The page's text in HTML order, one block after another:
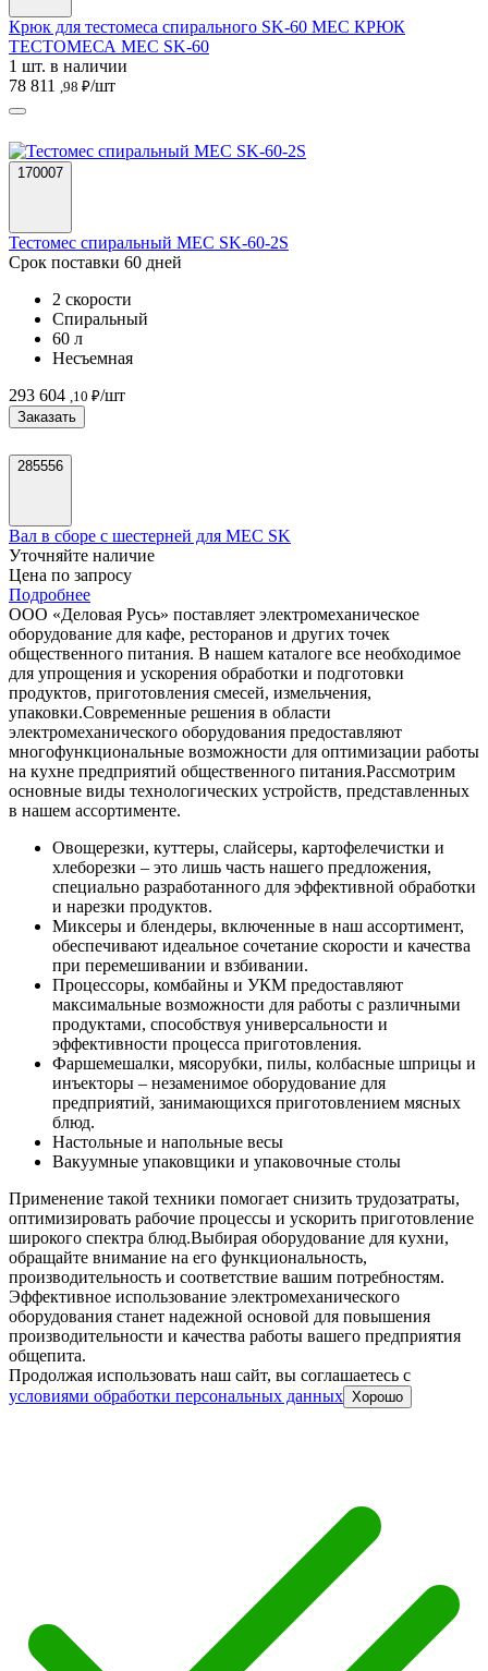
Крюк для тестомеса спирального SK-60 MEC КРЮК
ТЕСТОМЕСА MEC SK-60
1 шт. в наличии
78 811
,98 ₽/шт
170007
Тестомес спиральный MEC SK-60-2S
Срок поставки 60 дней
2 скорости
Спиральный
60 л
Несъемная
293 604 ,10 ₽/шт
Заказать
285556
Вал в сборе с шестерней для MEC SK
Уточняйте наличие
Цена по запросу
Подробнее
ООО «Деловая Русь» поставляет электромеханическое
оборудование для кафе, ресторанов и других точек
общественного питания. В нашем каталоге все необходимое
для упрощения и ускорения обработки и подготовки
продуктов, приготовления смесей, измельчения,
упаковки.Современные решения в области
электромеханического оборудования предоставляют
многофункциональные возможности для оптимизации работы
на кухне предприятий общественного питания.Рассмотрим
основные виды технологических устройств, представленных
в нашем ассортименте.
Овощерезки, куттеры, слайсеры, картофелечистки и
хлеборезки – это лишь часть нашего предложения,
специально разработанного для эффективной обработки
и нарезки продуктов.
Миксеры и блендеры, включенные в наш ассортимент,
обеспечивают идеальное сочетание скорости и качества
при перемешивании и взбивании.
Процессоры, комбайны и УКМ предоставляют
максимальные возможности для работы с различными
продуктами, способствуя универсальности и
эффективности процесса приготовления.
Фаршемешалки, мясорубки, пилы, колбасные шприцы и
инъекторы – незаменимое оборудование для
предприятий, занимающихся приготовлением мясных
блюд.
Настольные и напольные весы
Вакуумные упаковщики и упаковочные столы
Применение такой техники помогает снизить трудозатраты,
оптимизировать рабочие процессы и ускорить приготовление
широкого спектра блюд.Выбирая оборудование для кухни,
обращайте внимание на его функциональность,
производительность и соответствие вашим потребностям.
Эффективное использование электромеханического
оборудования станет надежной основой для повышения
производительности и качества работы вашего предприятия
общепита.
Продолжая использовать наш сайт, вы соглашаетесь c
условиями обработки персональных данных Хорошо